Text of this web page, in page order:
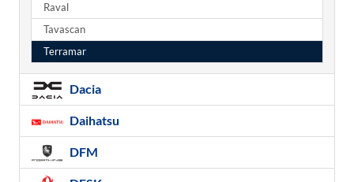
Raval
Tavascan
Terramar
Dacia
Daihatsu
DFM